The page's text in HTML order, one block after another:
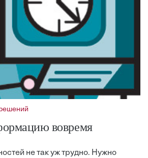
вовремя
не так уж трудно. Нужно